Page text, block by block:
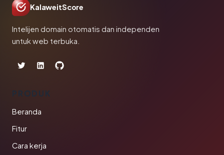
KalaweitScore
Intelijen domain otomatis dan independen
untuk web terbuka.
PRODUK
Beranda
Fitur
Cara kerja